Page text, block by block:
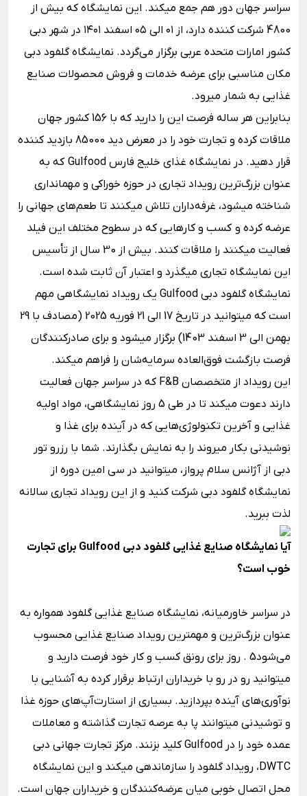
سراسر جهان دور هم جمع می‎کند. این نمایشگاه که بیش از
4800 شرکت کننده دارد، از ۰۱ الی ۰۵ اسفند ۱۴۰۱ در شهر دبی
کشور امارات متحده عربی برگزار می‌گردد. نمایشگاه گلفود دبی
مکان مناسبی برای عرضه خدمات و فروش محصولات صنایع
غذایی به شمار می‎رود.
بنابراین هر ساله فرصت این را دارید که با 156 کشور جهان
ملاقات کرده و تجارت خود را در معرض دید 85000 بازدید کننده
قرار دهید. در نمایشگاه غذای خلیج فارس Gulfood که به
عنوان بزرگ‌ترین رویداد تجاری در حوزه خوراکی و مهمانداری
شناخته می‎شود، غرفه‌داران تلاش می‎کنند تا طعم‌های جهانی را
عرضه کرده و کسب و کارهایی که در سطوح مختلف این فیلد
فعالیت می‎کنند را ملاقات کنند. بیش از 30 سال از تأسیس
این نمایشگاه تجاری می‎گذرد و اعتبار آن ثابت شده است.
نمایشگاه گلفود دبی Gulfood یک رویداد نمایشگاهی مهم
است که می‎توانید در تاریخ 17 الی 21 فوریه 2025 (مصادف با 29
بهمن الی 3 اسفند 1403) برگزار می‎شود و برای صادرکنندگان
فرصت بازگشت فوق‌العاده سرمایه‌شان را فراهم می‎کند.
این رویداد از متخصصان F&B که در سراسر جهان فعالیت
دارند دعوت می‎کند تا در طی 5 روز نمایشگاهی، مواد اولیه
غذایی و آخرین تکنولوژ‌ی‌هایی که در آینده برای غذا و
نوشیدنی بکار می‎روند را به نمایش بگذارند. شما با رزرو تور
دبی از آژانس سلام پرواز، می‎توانید در سی امین دوره از
نمایشگاه گلفود دبی شرکت کنید و از این رویداد تجاری سالانه
لذت ببرید.
آیا نمایشگاه صنایع غذایی گلفود دبی Gulfood برای تجارت
خوب است؟
در سراسر خاورمیانه، نمایشگاه صنایع غذایی گلفود همواره به
عنوان بزرگ‌ترین و مهمترین رویداد صنایع غذایی محسوب
می‌شود‎. 5 روز برای رونق کسب و کار خود فرصت دارید و
می‎توانید رو در رو با خریداران ارتباط برقرار کرده به آشنایی با
نوآوری‌های آینده بپردازید. بسیاری از استارت‌آپ‌های حوزه غذا
و توشیدنی می‎توانند پا به عرصه تجارت گذاشته و معاملات
عمده خود را در Gulfood کلید بزنند. مرکز تجارت جهانی دبی
DWTC، رویداد گلفود را سازماندهی می‎کند و این نمایشگاه
محل اتصال خوبی میان عرضه‌کنندگان و خریداران جهان است.